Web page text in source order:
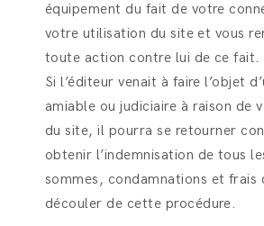
équipement du fait de votre
votre utilisation du site et vous
toute action contre lui de ce fait.
Si l’éditeur venait à faire l’objet
amiable ou judiciaire à raison de
du site, il pourra se retourner
obtenir l’indemnisation de tous
sommes, condamnations et frais
découler de cette procédure.